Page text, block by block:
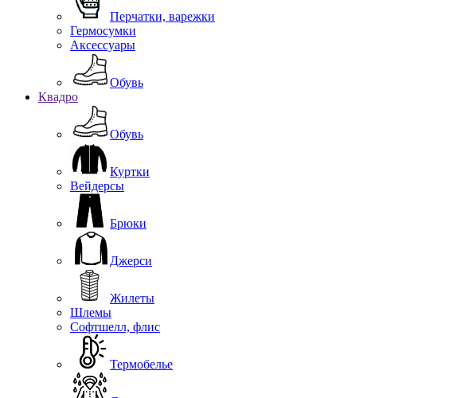
Перчатки, варежки
Гермосумки
Аксессуары
Обувь
Квадро
Обувь
Куртки
Вейдерсы
Брюки
Джерси
Жилеты
Шлемы
Софтшелл, флис
Термобелье